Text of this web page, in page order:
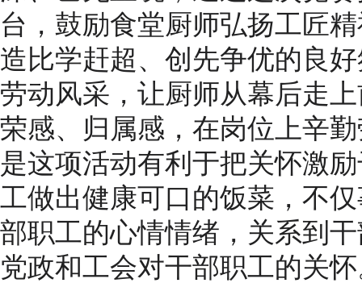
台，鼓励食堂厨师弘扬工匠
造比学赶超、创先争优的良
劳动风采，让厨师从幕后走
荣感、归属感，在岗位上辛
是这项活动有利于把关怀激
工做出健康可口的饭菜，不
部职工的心情情绪，关系到
党政和工会对干部职工的关